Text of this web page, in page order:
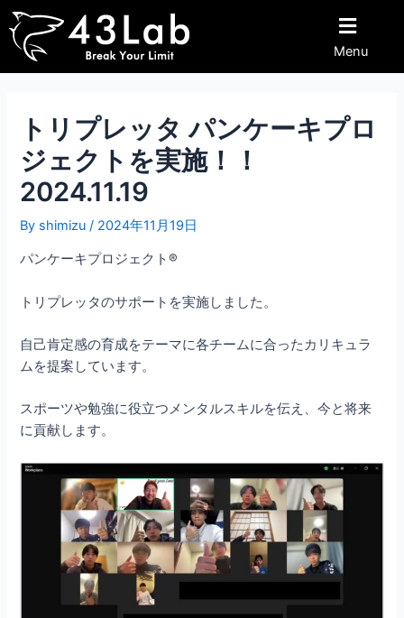
内
容
ス
Menu
トリプレッタ パンケーキプロ
ジェクトを実施！！
2024.11.19
By shimizu/ 2024年11月19日
パンケーキプロジェクト®︎
トリプレッタのサポートを実施しました。
自己肯定感の育成をテーマに各チームに合ったカリキュラ
ムを提案しています。
スポーツや勉強に役立つメンタルスキルを伝え、今と将来
に貢献します。
Post
navigation